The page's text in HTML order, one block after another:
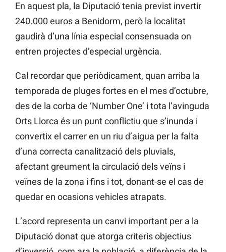
En aquest pla, la Diputació tenia previst invertir
240.000 euros a Benidorm, però la localitat
gaudirà d’una línia especial consensuada on
entren projectes d’especial urgència.
Cal recordar que periòdicament, quan arriba la
temporada de pluges fortes en el mes d’octubre,
des de la corba de ‘Number One’ i tota l’avinguda
Orts Llorca és un punt conflictiu que s’inunda i
convertix el carrer en un riu d’aigua per la falta
d’una correcta canalització dels pluvials,
afectant greument la circulació dels veïns i
veïnes de la zona i fins i tot, donant-se el cas de
quedar en ocasions vehicles atrapats.
L’acord representa un canvi important per a la
Diputació donat que atorga criteris objectius